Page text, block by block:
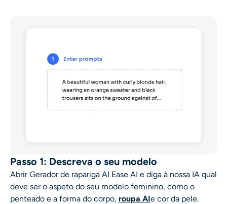
Passo 1: Descreva o seu modelo
AbrirGerador de rapariga AI Ease AI e diga à nossa IA qual
deve ser o aspeto do seu modelo feminino, como o
penteado e a forma do corpo, roupa AIe cor da pele.